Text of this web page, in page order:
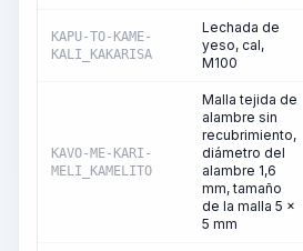
KAPU-TO-KAME-
KALI_KAKARISA
Lechada de
yeso, cal,
M100
KAVO-ME-KARI-
MELI_KAMELITO
Malla tejida de
alambre sin
recubrimiento,
diámetro del
alambre 1,6
mm, tamaño
de la malla 5 x
5 mm